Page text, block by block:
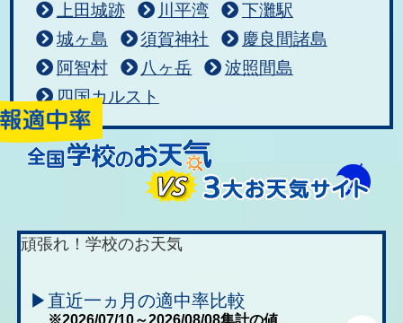
上田城跡
川平湾
下灘駅
城ヶ島
須賀神社
慶良間諸島
阿智村
八ヶ岳
波照間島
四国カルスト
頑張れ！学校のお天気
▶直近一ヵ月の適中率比較